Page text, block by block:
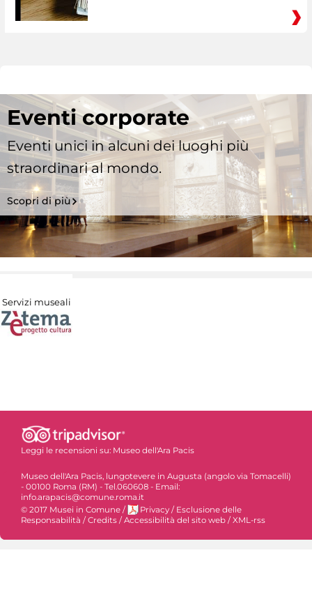
Eventi corporate
Eventi unici in alcuni dei luoghi più
straordinari al mondo.
Scopri di più
Servizi museali
Leggi le recensioni su: Museo dell'Ara Pacis
Museo dell'Ara Pacis, lungotevere in Augusta (angolo via Tomacelli)
- 00100 Roma (RM) - Tel.060608 - Email:
info.arapacis@comune.roma.it
© 2017 Musei in Comune / Privacy / Esclusione delle
Responsabilità / Credits / Accessibilità del sito web / XML-rss